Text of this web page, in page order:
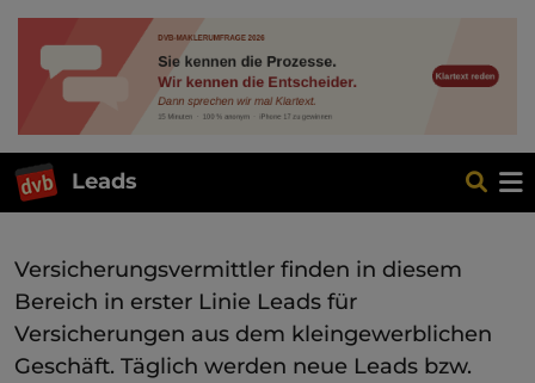
Leads
Versicherungsvermittler finden in diesem
Bereich in erster Linie Leads für
Versicherungen aus dem kleingewerblichen
Geschäft. Täglich werden neue Leads bzw.